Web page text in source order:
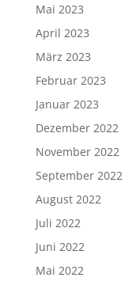
Mai 2023
April 2023
März 2023
Februar 2023
Januar 2023
Dezember 2022
November 2022
September 2022
August 2022
Juli 2022
Juni 2022
Mai 2022